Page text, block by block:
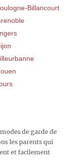
Billancourt
de garde de
les parents qui
et facilement